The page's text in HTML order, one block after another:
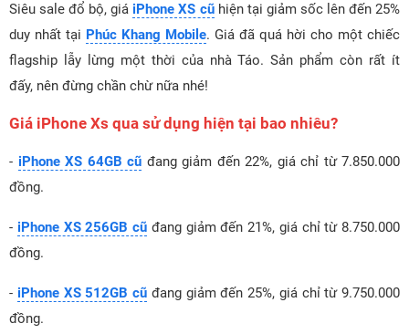
Siêu sale đổ bộ, giá iPhone XS cũhiện tại giảm sốc lên đến 25%
duy nhất tại Phúc Khang Mobile. Giá đã quá hời cho một chiếc
flagship lẫy lừng một thời của nhà Táo. Sản phẩm còn rất ít
đấy, nên đừng chần chừ nữa nhé!
Giá iPhone Xs qua sử dụng hiện tại bao nhiêu?
- iPhone XS 64GB cũ đang giảm đến 22%, giá chỉ từ 7.850.000
đồng.
- iPhone XS 256GB cũ đang giảm đến 21%, giá chỉ từ 8.750.000
đồng.
- iPhone XS 512GB cũ đang giảm đến 25%, giá chỉ từ 9.750.000
đồng.